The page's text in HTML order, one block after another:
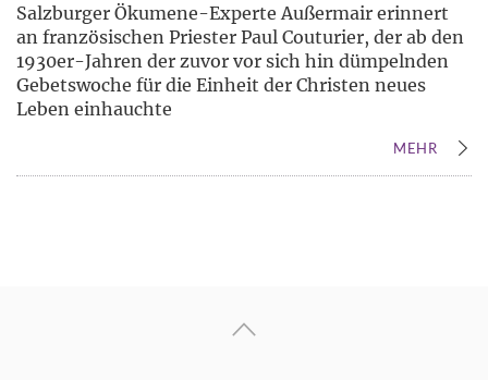
Salzburger Ökumene-Experte Außermair erinnert
an französischen Priester Paul Couturier, der ab den
1930er-Jahren der zuvor vor sich hin dümpelnden
Gebetswoche für die Einheit der Christen neues
Leben einhauchte
MEHR